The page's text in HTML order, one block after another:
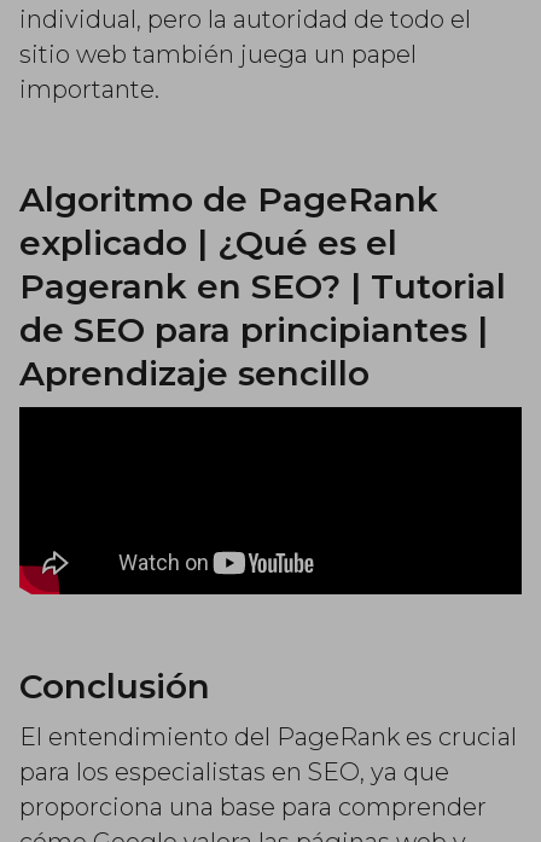
individual, pero la autoridad de todo el
sitio web también juega un papel
importante.
Algoritmo de PageRank
explicado | ¿Qué es el
Pagerank en SEO? | Tutorial
de SEO para principiantes |
Aprendizaje sencillo
Conclusión
El entendimiento del PageRank es crucial
para los especialistas en SEO, ya que
proporciona una base para comprender